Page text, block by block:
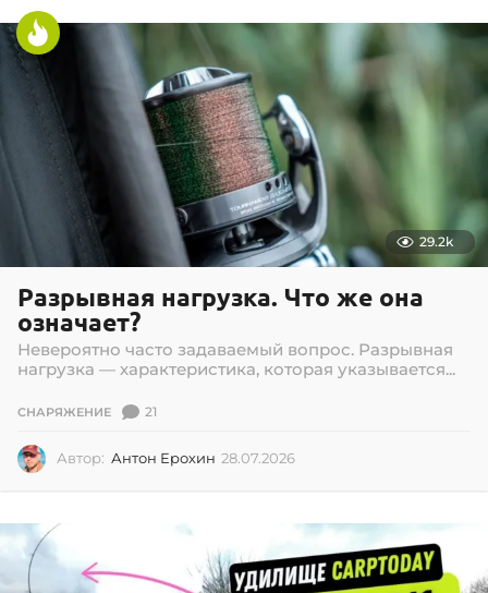
29.2k
Разрывная нагрузка. Что же она
означает?
Невероятно часто задаваемый вопрос. Разрывная
нагрузка — характеристика, которая указывается...
СНАРЯЖЕНИЕ 21
Автор: Антон Ерохин 28.07.2026
0
.
2